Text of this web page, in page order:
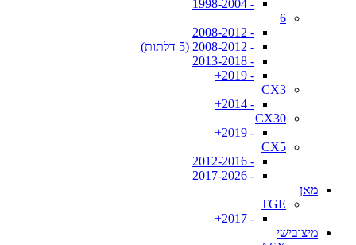
- 1998-2004
6
- 2008-2012
- 2008-2012 (5 דלתות)
- 2013-2018
- 2019+
CX3
- 2014+
CX30
- 2019+
CX5
- 2012-2016
- 2017-2026
מאן
TGE
- 2017+
מיצובישי